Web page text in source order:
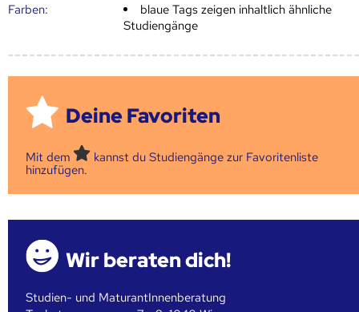
Farben:
blaue Tags zeigen inhaltlich ähnliche
Studiengänge
Deine Favoriten
Mit dem
kannst du Studiengänge zur Favoritenliste
hinzufügen.
Wir beraten dich!
Studien- und MaturantInnenberatung